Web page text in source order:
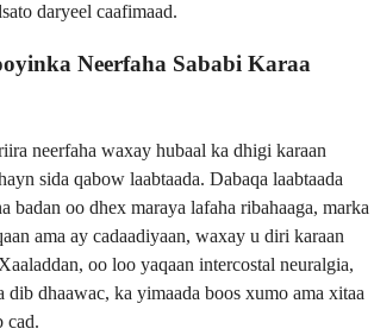
daryeel caafimaad.
Neerfaha Sababi Karaa
neerfaha waxay hubaal ka dhigi karaan
sida qabow laabtaada. Dabaqa laabtaada
badan oo dhex maraya lafaha ribahaaga, marka
ama ay cadaadiyaan, waxay u diri karaan
oo loo yaqaan intercostal neuralgia,
dhaawac, ka yimaada boos xumo ama xitaa
cad.